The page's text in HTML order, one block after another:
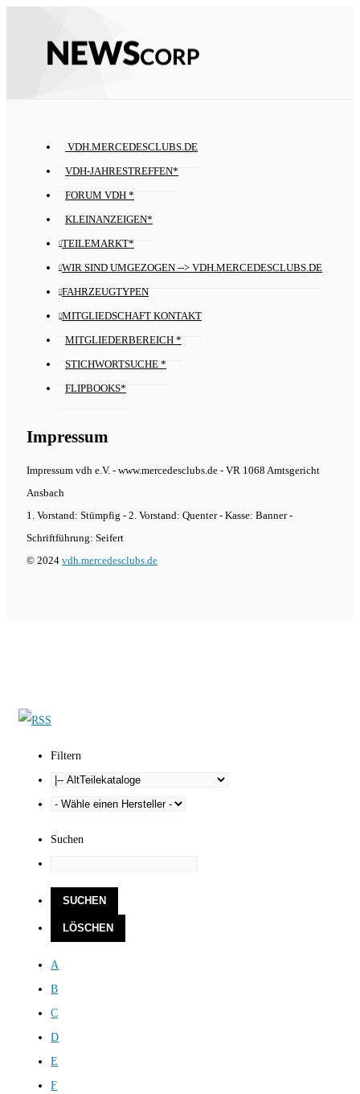
VDH.MERCEDESCLUBS.DE
VDH-JAHRESTREFFEN*
FORUM VDH *
KLEINANZEIGEN*
TEILEMARKT*
WIR SIND UMGEZOGEN --> VDH.MERCEDESCLUBS.DE
FAHRZEUGTYPEN
MITGLIEDSCHAFT KONTAKT
MITGLIEDERBEREICH *
STICHWORTSUCHE *
FLIPBOOKS*
Impressum
Impressum vdh e.V. - www.mercedesclubs.de - VR 1068 Amtsgericht
Ansbach
1. Vorstand: Stümpfig - 2. Vorstand: Quenter - Kasse: Banner -
Schriftführung: Seifert
© 2024 vdh.mercedesclubs.de
Filtern
Suchen
A
B
C
D
E
F